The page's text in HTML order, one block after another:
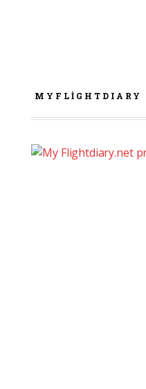
MYFLIGHTDIARY